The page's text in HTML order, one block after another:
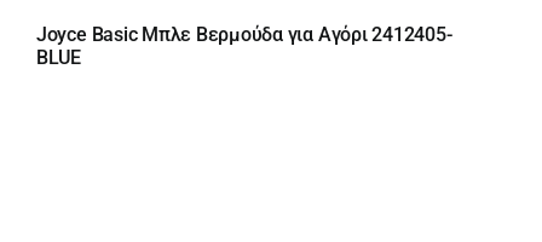
Joyce Basic Μπλε Βερμούδα για Αγόρι 2412405-
BLUE